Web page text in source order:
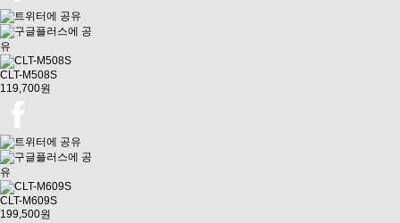
CLT-M508S
119,700원
CLT-M609S
199,500원